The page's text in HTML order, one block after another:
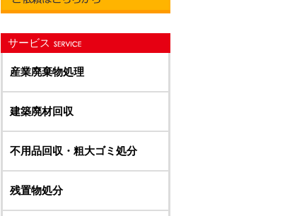
サービス
産業廃棄物処理
建築廃材回収
不用品回収・粗大ゴミ処分
残置物処分